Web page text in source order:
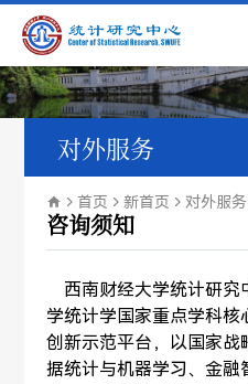
对外服务
咨询须知
部分案例
咨询须知
首页 新首页 对外服务
西南财经大学统计研究
学统计学国家重点学科
创新示范平台，以国家战
据统计与机器学习、金融